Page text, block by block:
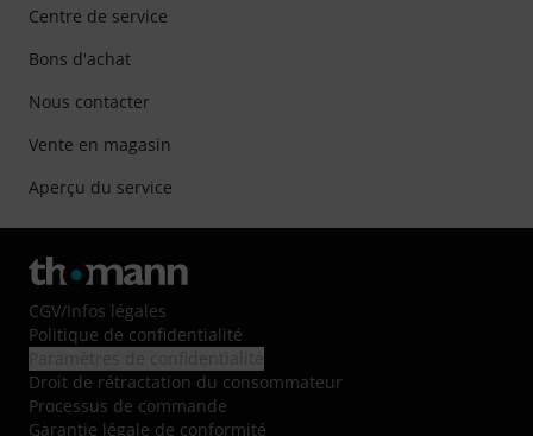
Centre de service
Bons d'achat
Nous contacter
Vente en magasin
Aperçu du service
CGV/Infos légales
Politique de confidentialité
Droit de rétractation du consommateur
Processus de commande
Garantie légale de conformité